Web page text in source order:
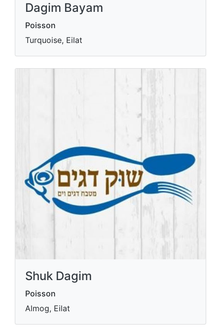
Dagim Bayam
Poisson
Turquoise, Eilat
Shuk Dagim
Poisson
Almog, Eilat